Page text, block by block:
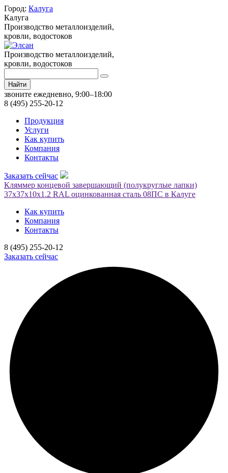
Город: Калуга
Калуга
Производство металлоизделий,
кровли, водостоков
Производство металлоизделий,
кровли, водостоков
Найти
звоните ежедневно, 9:00–18:00
8 (495) 255-20-12
Продукция
Услуги
Как купить
Компания
Контакты
Заказать сейчас
Кляммер концевой завершающий (полукруглые лапки)
37х37х10х1.2 RAL оцинкованная сталь 08ПС в Калуге
Как купить
Компания
Контакты
8 (495) 255-20-12
Заказать сейчас